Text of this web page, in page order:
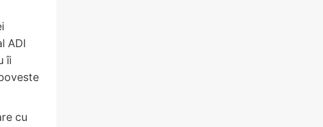
ADI
îi
cu